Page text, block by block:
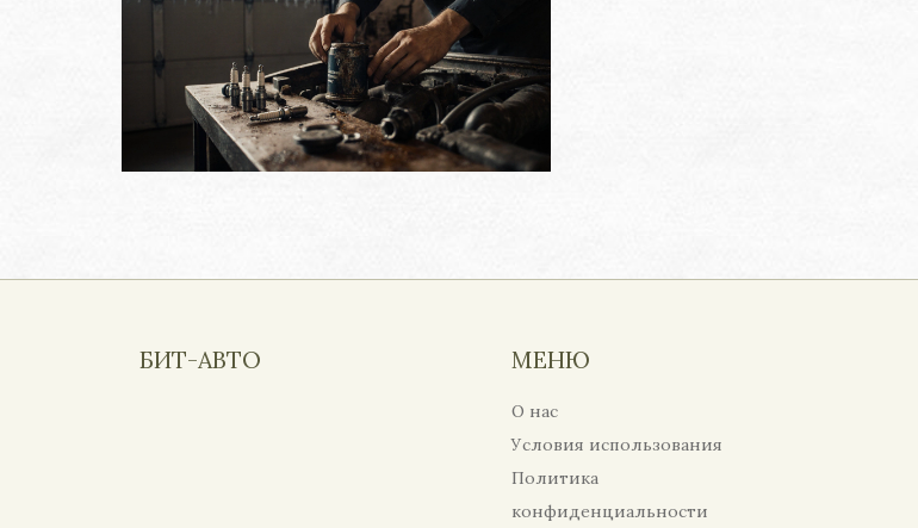
БИТ-АВТО МЕНЮ
О нас
Условия использования
Политика
конфиденциальности